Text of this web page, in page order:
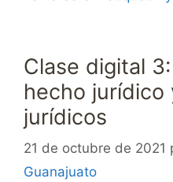
Clase digital
hecho jurídico
jurídicos
21 de octubre de 2021
Guanajuato